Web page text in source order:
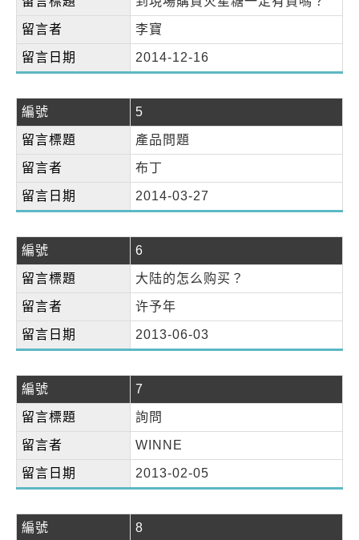
留言者 李寶
留言日期 2014-12-16
編號 5
留言標題 產品問題
留言者 布丁
留言日期 2014-03-27
編號 6
留言標題 大陆的怎么购买？
留言者 许予年
留言日期 2013-06-03
編號 7
留言標題 詢問
留言者 WINNE
留言日期 2013-02-05
編號 8